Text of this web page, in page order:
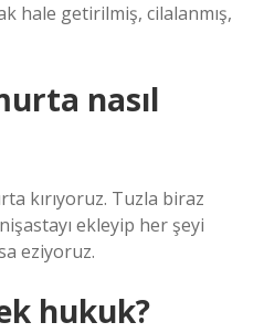
hale getirilmiş, cilalanmış,
nasıl
kırıyoruz. Tuzla biraz
ekleyip her şeyi
eziyoruz.
hukuk?